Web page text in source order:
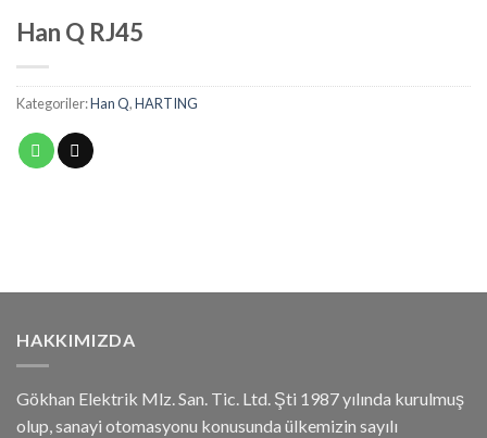
Han Q RJ45
Kategoriler:Han Q,HARTING
HAKKIMIZDA
Gökhan Elektrik Mlz. San. Tic. Ltd. Şti 1987 yılında kurulmuş
olup, sanayi otomasyonu konusunda ülkemizin sayılı